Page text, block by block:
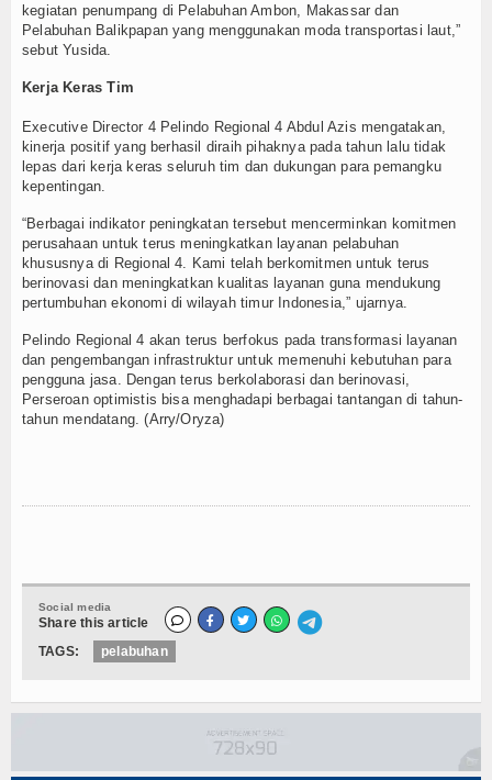
kegiatan penumpang di Pelabuhan Ambon, Makassar dan
Pelabuhan Balikpapan yang menggunakan moda transportasi laut,”
sebut Yusida.
Kerja Keras Tim
Executive Director 4 Pelindo Regional 4 Abdul Azis mengatakan,
kinerja positif yang berhasil diraih pihaknya pada tahun lalu tidak
lepas dari kerja keras seluruh tim dan dukungan para pemangku
kepentingan.
“Berbagai indikator peningkatan tersebut mencerminkan komitmen
perusahaan untuk terus meningkatkan layanan pelabuhan
khususnya di Regional 4. Kami telah berkomitmen untuk terus
berinovasi dan meningkatkan kualitas layanan guna mendukung
pertumbuhan ekonomi di wilayah timur Indonesia,” ujarnya.
Pelindo Regional 4 akan terus berfokus pada transformasi layanan
dan pengembangan infrastruktur untuk memenuhi kebutuhan para
pengguna jasa. Dengan terus berkolaborasi dan berinovasi,
Perseroan optimistis bisa menghadapi berbagai tantangan di tahun-
tahun mendatang. (Arry/Oryza)
Social media
Share this article
TAGS:
pelabuhan